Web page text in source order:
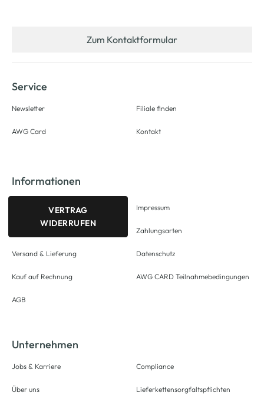
Zum Kontaktformular
Service
Newsletter
AWG Card
Filiale finden
Kontakt
Informationen
VERTRAG
WIDERRUFEN
Versand & Lieferung
Kauf auf Rechnung
AGB
Impressum
Zahlungsarten
Datenschutz
AWG CARD Teilnahmebedingungen
Unternehmen
Jobs & Karriere
Über uns
Compliance
Lieferkettensorgfaltspflichten